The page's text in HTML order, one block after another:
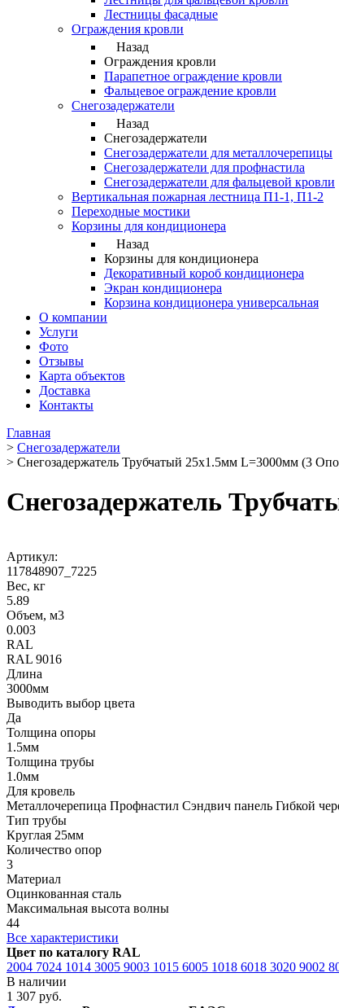
Лестницы фасадные
Ограждения кровли
Назад
Ограждения кровли
Парапетное ограждение кровли
Фальцевое ограждение кровли
Снегозадержатели
Назад
Снегозадержатели
Снегозадержатели для металлочерепицы
Снегозадержатели для профнастила
Снегозадержатели для фальцевой кровли
Вертикальная пожарная лестница П1-1, П1-2
Переходные мостики
Корзины для кондиционера
Назад
Корзины для кондиционера
Декоративный короб кондиционера
Экран кондиционера
Корзина кондиционера универсальная
О компании
Услуги
Фото
Отзывы
Карта объектов
Доставка
Контакты
Главная
> Снегозадержатели
> Снегозадержатель Трубчатый 25х1.5мм L=3000мм (3
Снегозадержатель
Артикул:
117848907_7225
Вес, кг
5.89
Объем, м3
0.003
RAL
RAL 9016
Длина
3000мм
Выводить выбор цвета
Да
Толщина опоры
1.5мм
Толщина трубы
1.0мм
Для кровель
Металлочерепица Профнастил Сэндвич панель Гибкой
Тип трубы
Круглая 25мм
Количество опор
3
Материал
Оцинкованная сталь
Максимальная высота волны
44
Все характеристики
Цвет по каталогу RAL
2004 7024 1014 3005 9003 1015 6005 1018 6018 3020 9002
В наличии
1 307 руб.